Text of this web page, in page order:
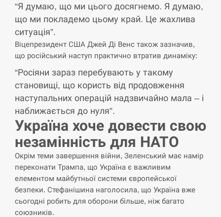
11:23
Россияне ударили “Бардеролями” по
Харькову, есть пострадавшие
“Я думаю, що ми цього досягнемо. Я думаю,
що ми покладемо цьому край. Це жахлива
ситуація”.
Віцепрезидент США Джей Ді Венс також зазначив,
що російський наступ практично втратив динаміку:
“Росіяни зараз перебувають у такому
становищі, що користь від продовження
наступальних операцій надзвичайно мала – і
наближається до нуля”.
Україна хоче довести свою
незамінність для НАТО
Окрім теми завершення війни, Зеленський має намір
переконати Трампа, що Україна є важливим
елементом майбутньої системи європейської
безпеки. Стефанішина наголосила, що Україна вже
сьогодні робить для оборони більше, ніж багато
союзників.